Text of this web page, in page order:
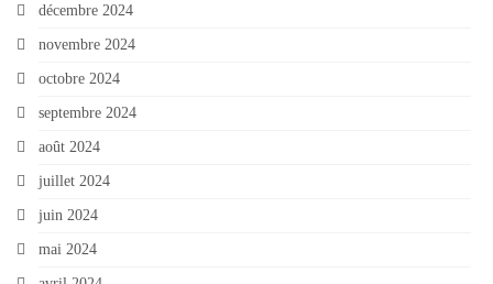
décembre 2024
novembre 2024
octobre 2024
septembre 2024
août 2024
juillet 2024
juin 2024
mai 2024